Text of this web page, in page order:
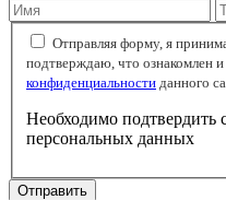
Отправляя форму, я
подтверждаю, что ознакомлен и
конфиденциальности данного
Необходимо подтвердить
персональных данных
Отправить